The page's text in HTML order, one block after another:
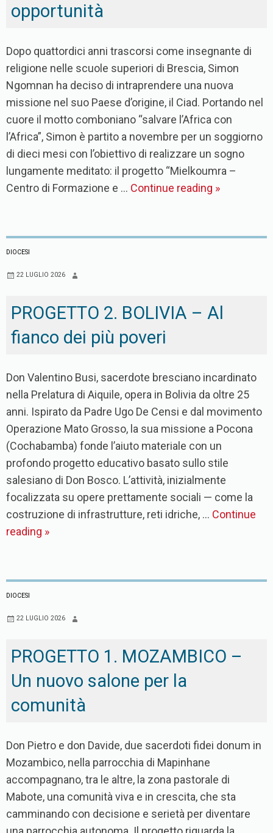
opportunità
Dopo quattordici anni trascorsi come insegnante di
religione nelle scuole superiori di Brescia, Simon
Ngomnan ha deciso di intraprendere una nuova
missione nel suo Paese d’origine, il Ciad. Portando nel
cuore il motto comboniano “salvare l’Africa con
l’Africa”, Simon è partito a novembre per un soggiorno
di dieci mesi con l’obiettivo di realizzare un sogno
lungamente meditato: il progetto “Mielkoumra –
Centro di Formazione e … Continue reading »
DIOCESI
22 LUGLIO 2026
PROGETTO 2. BOLIVIA – Al
fianco dei più poveri
Don Valentino Busi, sacerdote bresciano incardinato
nella Prelatura di Aiquile, opera in Bolivia da oltre 25
anni. Ispirato da Padre Ugo De Censi e dal movimento
Operazione Mato Grosso, la sua missione a Pocona
(Cochabamba) fonde l’aiuto materiale con un
profondo progetto educativo basato sullo stile
salesiano di Don Bosco. L’attività, inizialmente
focalizzata su opere prettamente sociali — come la
costruzione di infrastrutture, reti idriche, … Continue
reading »
DIOCESI
22 LUGLIO 2026
PROGETTO 1. MOZAMBICO –
Un nuovo salone per la
comunità
Don Pietro e don Davide, due sacerdoti fidei donum in
Mozambico, nella parrocchia di Mapinhane
accompagnano, tra le altre, la zona pastorale di
Mabote, una comunità viva e in crescita, che sta
camminando con decisione e serietà per diventare